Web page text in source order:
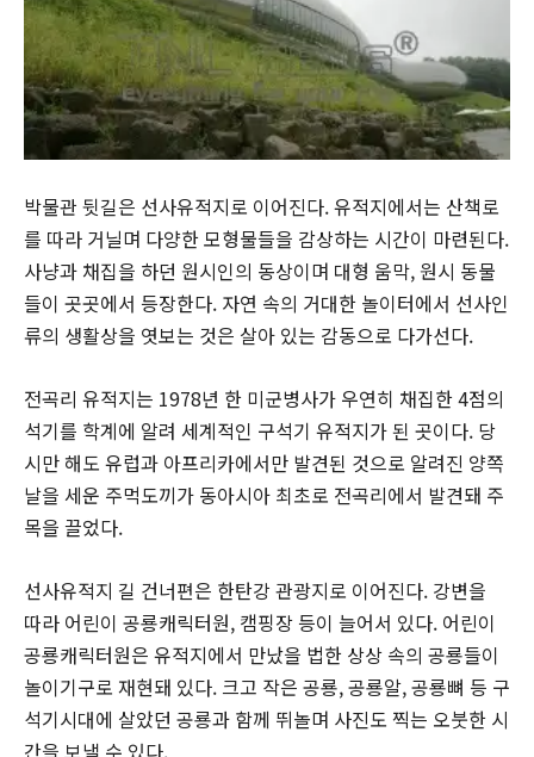
박물관 뒷길은 선사유적지로 이어진다. 유적지에서는 산책로
를 따라 거닐며 다양한 모형물들을 감상하는 시간이 마련된다.
사냥과 채집을 하던 원시인의 동상이며 대형 움막, 원시 동물
들이 곳곳에서 등장한다. 자연 속의 거대한 놀이터에서 선사인
류의 생활상을 엿보는 것은 살아 있는 감동으로 다가선다.
전곡리 유적지는 1978년 한 미군병사가 우연히 채집한 4점의
석기를 학계에 알려 세계적인 구석기 유적지가 된 곳이다. 당
시만 해도 유럽과 아프리카에서만 발견된 것으로 알려진 양쪽
날을 세운 주먹도끼가 동아시아 최초로 전곡리에서 발견돼 주
목을 끌었다.
선사유적지 길 건너편은 한탄강 관광지로 이어진다. 강변을
따라 어린이 공룡캐릭터원, 캠핑장 등이 늘어서 있다. 어린이
공룡캐릭터원은 유적지에서 만났을 법한 상상 속의 공룡들이
놀이기구로 재현돼 있다. 크고 작은 공룡, 공룡알, 공룡뼈 등 구
석기시대에 살았던 공룡과 함께 뛰놀며 사진도 찍는 오붓한 시
간을 보낼 수 있다.